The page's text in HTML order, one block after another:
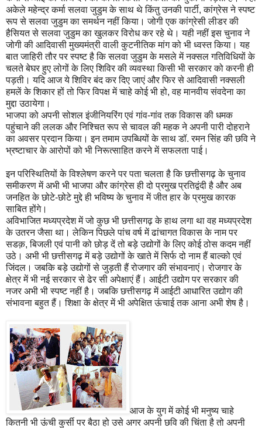
अकेले महेन्द्र कर्मा सलवा जुडुम के साथ थे किंतु उनकी पार्टी, कांग्रेस ने स्पष्ट
रूप से सलवा जुडुम का समर्थन नहीं किया। जोगी एक कांग्रेसी लीडर की
हैसियत से सलवा जुडुम का खुलकर विरोध कर रहे थे। यही नहीं इस चुनाव ने
जोगी की आदिवासी मुख्यमंत्री वाली कुटनीतिक मांग को भी ध्वस्त किया। यह
बात जाहिरी तौर पर स्पष्ट है कि सलवा जुडुम के मसले में नक्सल गतिविधियों के
चलते बेघर हुए लोगों के लिए शिविर की व्यवस्था किसी भी सरकार को करनी ही
पड़ती। यदि आज ये शिविर बंद कर दिए जाएं और फिर से आदिवासी नक्सली
हमलें के शिकार हों तो फिर विपक्ष में चाहे कोई भी हो, वह मानवीय संवदेना का
मुद्दा उठायेगा।
भाजपा को अपनी सोशल इंजीनियरिंग एवं गांव-गांव तक विकास की धमक
पहुंचाने की ललक और निश्चित रूप से चावल की महक ने अपनी पारी दोहराने
का अवसर प्रदान किया। इन तमाम उपब्धियों के साथ डॉ. रमन सिंह की छवि ने
भ्रष्टाचार के आरोपों को भी निरूत्साहित करने में सफलता पाई।
इन परिस्थितियों के विश्लेषण करने पर पता चलता है कि छत्तीसगढ़ के चुनाव
समीकरण में अभी भी भाजपा और कांग्रेस ही दो प्रमुख प्रतिद्वंदी है और अब
जनहित के छोटे-छोटे मुद्दे ही भविष्य के चुनाव में जीत हार के प्रमुख कारक
साबित होंगे।
अविभाजित मध्यप्रदेश में जो कुछ भी छत्तीसगढ़ के हाथ लगा था वह मध्यप्रदेश
के उतरन जैसा था। लेकिन पिछले पांच वर्ष में ढांचागत विकास के नाम पर
सडक़, बिजली एवं पानी को छोड़ दें तो बड़े उद्योगों के लिए कोई ठोस कदम नहीं
उठे। अभी भी छत्तीसगढ़ में बड़े उद्योगों के खाते में सिर्फ दो नाम हैं बाल्को एवं
जिंदल। जबकि बड़े उद्योगों से जुड़ती हैं रोजगार की संभावनाएं। रोजगार के
क्षेत्र में भी नई सरकार से ढेर सी अपेक्षाएं हैं। आईटी उद्योग पर सरकार की
नजर अभी भी स्पष्ट नहीं है। जबकि छत्तीसगढ़ में आईटी आधारित उद्योग की
संभावना बहुत हैं। शिक्षा के क्षेत्र में भी अपेक्षित ऊंचाई तक आना अभी शेष है।
आज के युग में कोई भी मनुष्य चाहे
कितनी भी ऊंची कुर्सी पर बैठा हो उसे अगर अपनी छवि की चिंता है तो अपनी